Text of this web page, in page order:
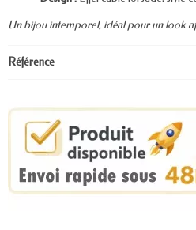
Un bijou intemporel, idéal pour un look
Référence